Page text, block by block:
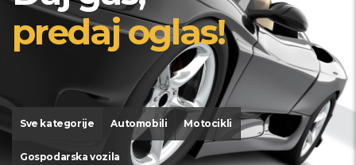
predaj oglas!
Sve kategorije Automobili Motocikli
Gospodarska vozila